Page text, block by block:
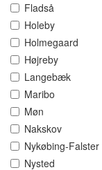
Fladså
Holeby
Holmegaard
Højreby
Langebæk
Maribo
Møn
Nakskov
Nykøbing-Falster
Nysted